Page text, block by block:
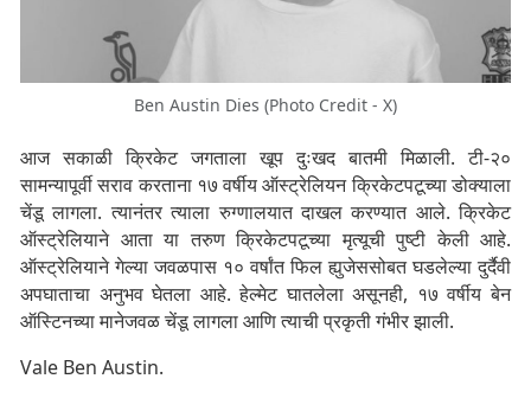
Ben Austin Dies (Photo Credit - X)
आज सकाळी क्रिकेट जगताला खूप दुःखद बातमी मिळाली. टी-२०
सामन्यापूर्वी सराव करताना १७ वर्षीय ऑस्ट्रेलियन क्रिकेटपटूच्या डोक्याला
चेंडू लागला. त्यानंतर त्याला रुग्णालयात दाखल करण्यात आले. क्रिकेट
ऑस्ट्रेलियाने आता या तरुण क्रिकेटपटूच्या मृत्यूची पुष्टी केली आहे.
ऑस्ट्रेलियाने गेल्या जवळपास १० वर्षांत फिल ह्युजेससोबत घडलेल्या दुर्दैवी
अपघाताचा अनुभव घेतला आहे. हेल्मेट घातलेला असूनही, १७ वर्षीय बेन
ऑस्टिनच्या मानेजवळ चेंडू लागला आणि त्याची प्रकृती गंभीर झाली.
Vale Ben Austin.